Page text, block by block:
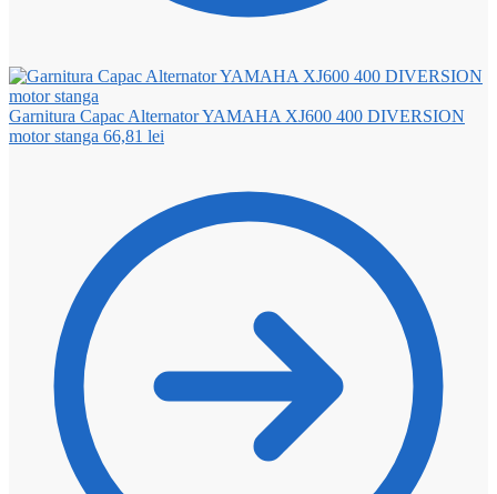
Garnitura Capac Alternator YAMAHA XJ600 400 DIVERSION
motor stanga 66,81 lei